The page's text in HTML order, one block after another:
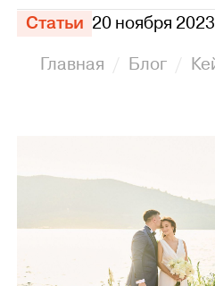
Статьи 20 ноября 2023
Главная
Блог